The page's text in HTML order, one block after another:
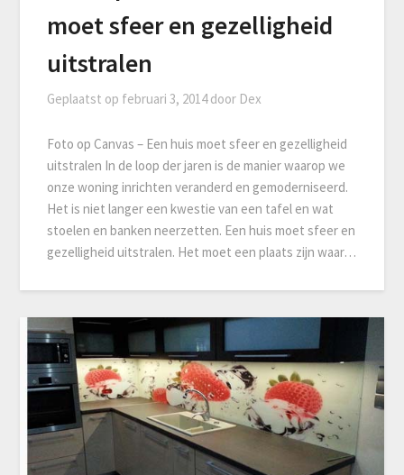
moet sfeer en gezelligheid
uitstralen
Geplaatst op februari 3, 2014door Dex
Foto op Canvas – Een huis moet sfeer en gezelligheid
uitstralen In de loop der jaren is de manier waarop we
onze woning inrichten veranderd en gemoderniseerd.
Het is niet langer een kwestie van een tafel en wat
stoelen en banken neerzetten. Een huis moet sfeer en
gezelligheid uitstralen. Het moet een plaats zijn waar…